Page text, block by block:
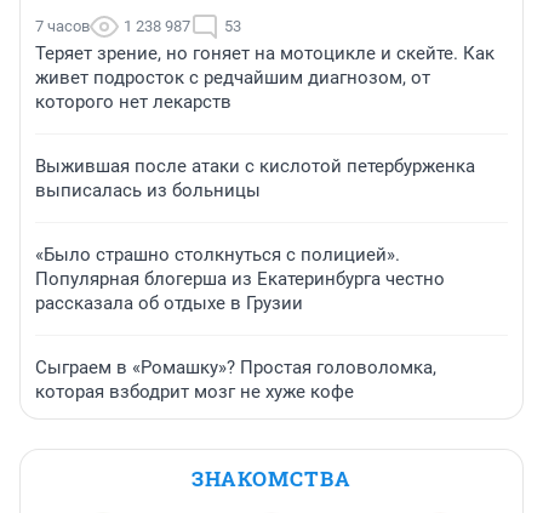
7 часов 1 238 987 53
Теряет зрение, но гоняет на мотоцикле и скейте. Как
живет подросток с редчайшим диагнозом, от
которого нет лекарств
Выжившая после атаки с кислотой петербурженка
выписалась из больницы
«Было страшно столкнуться с полицией».
Популярная блогерша из Екатеринбурга честно
рассказала об отдыхе в Грузии
Сыграем в «Ромашку»? Простая головоломка,
которая взбодрит мозг не хуже кофе
ЗНАКОМСТВА